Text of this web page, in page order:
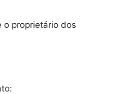
o proprietário dos